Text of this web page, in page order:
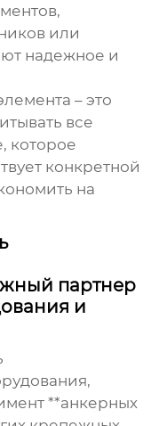
или
надежное и
– это
все
которое
конкретной
на
партнер
и
**анкерных